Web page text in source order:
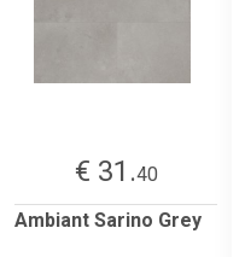
€ 31.40
Ambiant Sarino Grey